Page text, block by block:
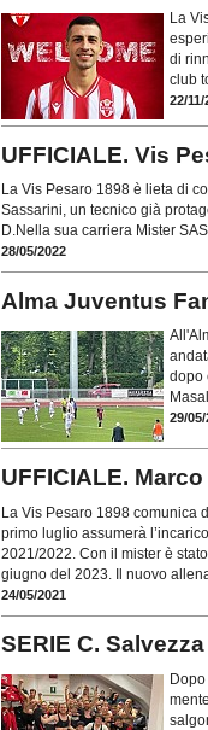
La
di
club
22/11/
UFFICIALE. Vis
La Vis Pesaro 1898 è lieta di
Sassarini, un tecnico già
D.Nella sua carriera Mister
28/05/2022
Alma Juventus
dopo
29/05/
UFFICIALE.
La Vis Pesaro 1898 comunica
primo luglio assumerà
2021/2022. Con il mister è
giugno del 2023. Il nuovo
24/05/2021
SERIE C.